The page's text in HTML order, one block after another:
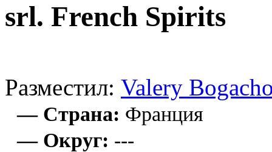
srl. French Spirits
Разместил: Valery
— Страна: Франция
— Округ: ---